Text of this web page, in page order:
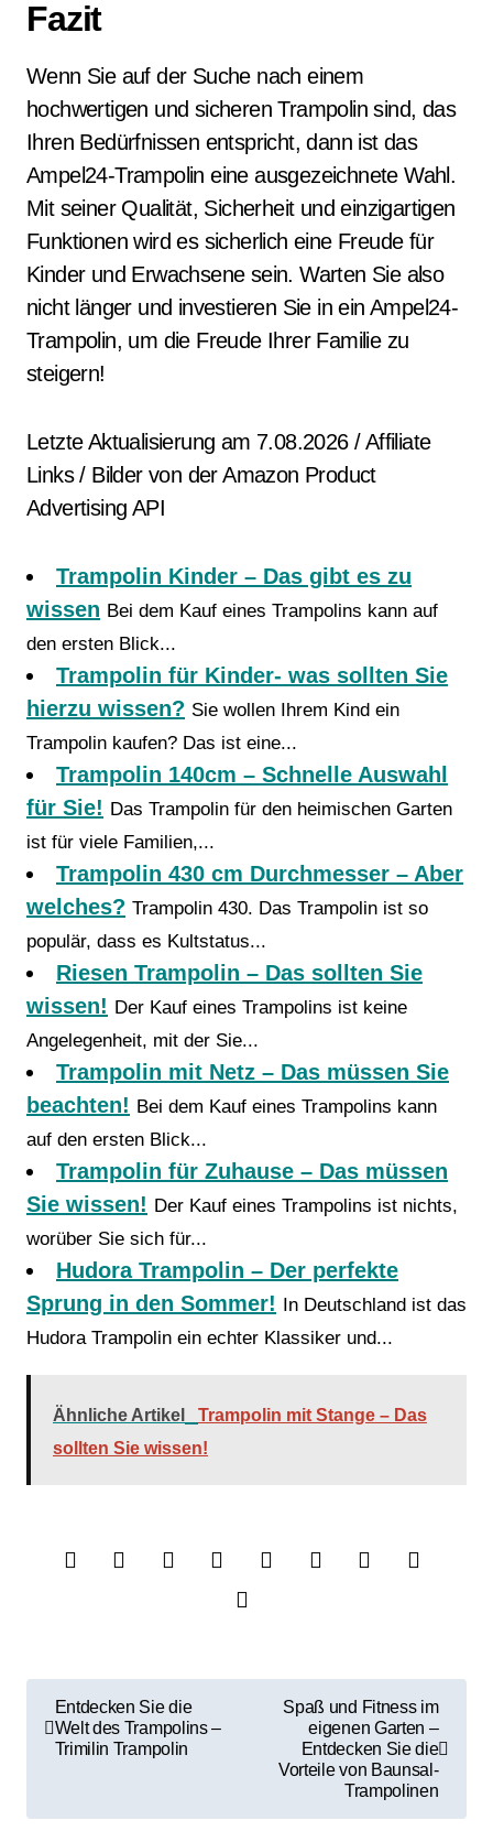
Fazit
Wenn Sie auf der Suche nach einem
hochwertigen und sicheren Trampolin sind, das
Ihren Bedürfnissen entspricht, dann ist das
Ampel24-Trampolin eine ausgezeichnete Wahl.
Mit seiner Qualität, Sicherheit und einzigartigen
Funktionen wird es sicherlich eine Freude für
Kinder und Erwachsene sein. Warten Sie also
nicht länger und investieren Sie in ein Ampel24-
Trampolin, um die Freude Ihrer Familie zu
steigern!
Letzte Aktualisierung am 7.08.2026 / Affiliate
Links / Bilder von der Amazon Product
Advertising API
Trampolin Kinder – Das gibt es zu
wissen Bei dem Kauf eines Trampolins kann auf
den ersten Blick...
Trampolin für Kinder- was sollten Sie
hierzu wissen? Sie wollen Ihrem Kind ein
Trampolin kaufen? Das ist eine...
Trampolin 140cm – Schnelle Auswahl
für Sie! Das Trampolin für den heimischen Garten
ist für viele Familien,...
Trampolin 430 cm Durchmesser – Aber
welches? Trampolin 430. Das Trampolin ist so
populär, dass es Kultstatus...
Riesen Trampolin – Das sollten Sie
wissen! Der Kauf eines Trampolins ist keine
Angelegenheit, mit der Sie...
Trampolin mit Netz – Das müssen Sie
beachten! Bei dem Kauf eines Trampolins kann
auf den ersten Blick...
Trampolin für Zuhause – Das müssen
Sie wissen! Der Kauf eines Trampolins ist nichts,
worüber Sie sich für...
Hudora Trampolin – Der perfekte
Sprung in den Sommer! In Deutschland ist das
Hudora Trampolin ein echter Klassiker und...
Ähnliche Artikel
Trampolin mit Stange – Das
sollten Sie wissen!
Entdecken Sie die
Welt des Trampolins –
Trimilin Trampolin
Spaß und Fitness im
eigenen Garten –
Entdecken Sie die
Vorteile von Baunsal-
Trampolinen